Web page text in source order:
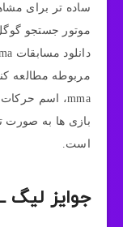
موتور جستجو
مربوطه مطالعه
بازی ها به صورت
است.
جوایز لیگ PFL چیست؟